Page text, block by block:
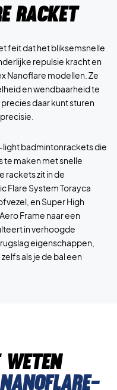
racket
feit dat het bliksemsnelle
repulsie kracht en
Nanoflare modellen. Ze
en wendbaarheid te
daar kunt sturen
light badmintonrackets die
te maken met snelle
rackets zit in de
Flare System Torayca
en Super High
Frame naar een
in verhoogde
eigenschappen,
als je de bal een
weten
nanoflare-